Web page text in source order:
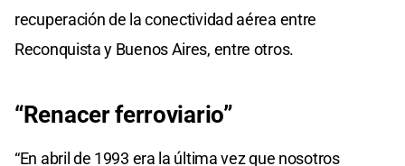
recuperación de la conectividad aérea entre
Reconquista y Buenos Aires, entre otros.
“Renacer ferroviario”
“En abril de 1993 era la última vez que nosotros